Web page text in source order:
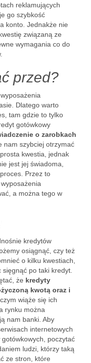
reklamujących
go szybkość
konto. Jednakże nie
związaną ze
wymagania co do
przed?
Dlatego warto
tam gdzie to tylko
gotówkowy
o zarobkach
nam szybciej otrzymać
kwestia, jednak
jest jej świadoma,
Przez to
a można tego w
kredytów
osiągnąć, czy też
o kilku kwestiach,
po taki kredyt.
że kredyty
kwotą oraz i
czym wiąże się ich
rynku można
nam banki. Aby
internetowych
poczytać
ludzi, którzy taką
ze stron, które